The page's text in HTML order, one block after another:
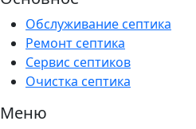
Обслуживание септика
Ремонт септика
Сервис септиков
Очистка септика
Меню